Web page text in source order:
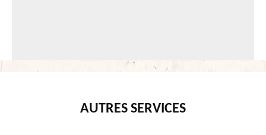
AUTRES SERVICES